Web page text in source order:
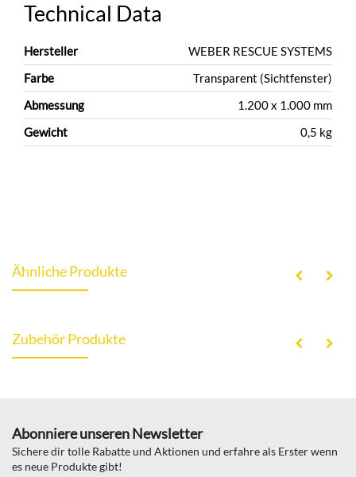
Technical Data
Hersteller
WEBER RESCUE SYSTEMS
Farbe
Transparent (Sichtfenster)
Abmessung
1.200 x 1.000 mm
Gewicht
0,5 kg
Ähnliche Produkte
Zubehör Produkte
Abonniere unseren Newsletter
Sichere dir tolle Rabatte und Aktionen und erfahre als Erster wenn
es neue Produkte gibt!